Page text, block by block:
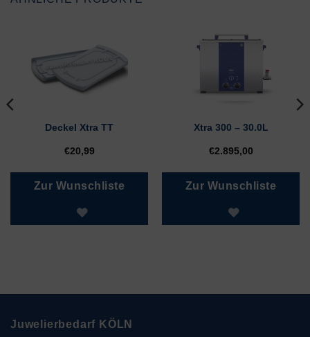
Deckel Xtra TT
€20,99
Zur Wunschliste
Xtra 300 – 30.0L
€2.895,00
Zur Wunschliste
Juwelierbedarf KÖLN